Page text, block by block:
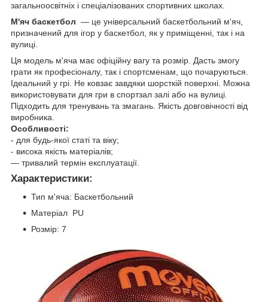
загальноосвітніх і спеціалізованих спортивних школах.
М'яч баскетбол — це універсальний баскетбольний м'яч,
призначений для ігор у баскетбол, як у приміщенні, так і на
вулиці.
Ця модель м'яча має офіційну вагу та розмір. Дасть змогу
грати як професіоналу, так і спортсменам, що почаруються.
Ідеальний у грі. Не ковзає завдяки шорсткій поверхні. Можна
використовувати для гри в спортзал залі або на вулиці.
Підходить для тренувань та змагань. Якість довговічності від
виробника.
Особливості:
- для будь-якої статі та віку;
- висока якість матеріалів;
— тривалий термін експлуатації.
Характеристики:
Тип м'яча: Баскетбольний
Матеріал PU
Розмір: 7